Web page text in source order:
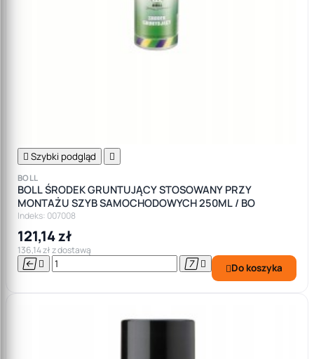
 Szybki podgląd 
BOLL
BOLL ŚRODEK GRUNTUJĄCY STOSOWANY PRZY
MONTAŻU SZYB SAMOCHODOWYCH 250ML / BO
Indeks: 007008
121,14 zł
136,14 zł z dostawą
    Do koszyka